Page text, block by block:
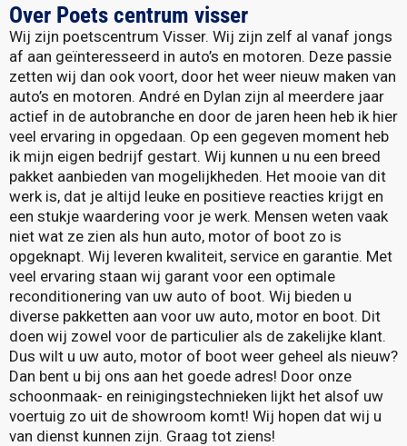
Over Poets centrum visser
Wij zijn poetscentrum Visser. Wij zijn zelf al vanaf jongs
af aan geïnteresseerd in auto’s en motoren. Deze passie
zetten wij dan ook voort, door het weer nieuw maken van
auto’s en motoren. André en Dylan zijn al meerdere jaar
actief in de autobranche en door de jaren heen heb ik hier
veel ervaring in opgedaan. Op een gegeven moment heb
ik mijn eigen bedrijf gestart. Wij kunnen u nu een breed
pakket aanbieden van mogelijkheden. Het mooie van dit
werk is, dat je altijd leuke en positieve reacties krijgt en
een stukje waardering voor je werk. Mensen weten vaak
niet wat ze zien als hun auto, motor of boot zo is
opgeknapt. Wij leveren kwaliteit, service en garantie. Met
veel ervaring staan wij garant voor een optimale
reconditionering van uw auto of boot. Wij bieden u
diverse pakketten aan voor uw auto, motor en boot. Dit
doen wij zowel voor de particulier als de zakelijke klant.
Dus wilt u uw auto, motor of boot weer geheel als nieuw?
Dan bent u bij ons aan het goede adres! Door onze
schoonmaak- en reinigingstechnieken lijkt het alsof uw
voertuig zo uit de showroom komt! Wij hopen dat wij u
van dienst kunnen zijn. Graag tot ziens!